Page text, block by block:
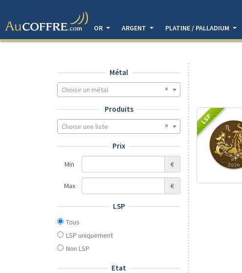
OR
ARGENT PLATINE / PALLADIUM
Métal
Choisir un métal
Produits
Choisir une liste
Prix
Min €
Max €
LSP
Tous
LSP uniquement
Non LSP
Etat
LSP